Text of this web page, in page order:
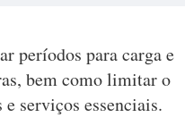
períodos para carga e
bem como limitar o
serviços essenciais.